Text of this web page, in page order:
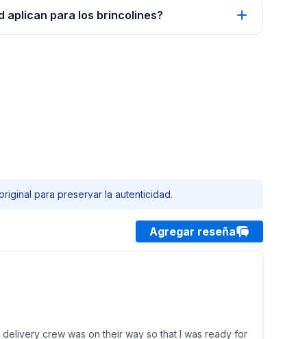
aplican para los brincolines?
para preservar la autenticidad.
Agregar reseña
crew was on their way so that I was ready for